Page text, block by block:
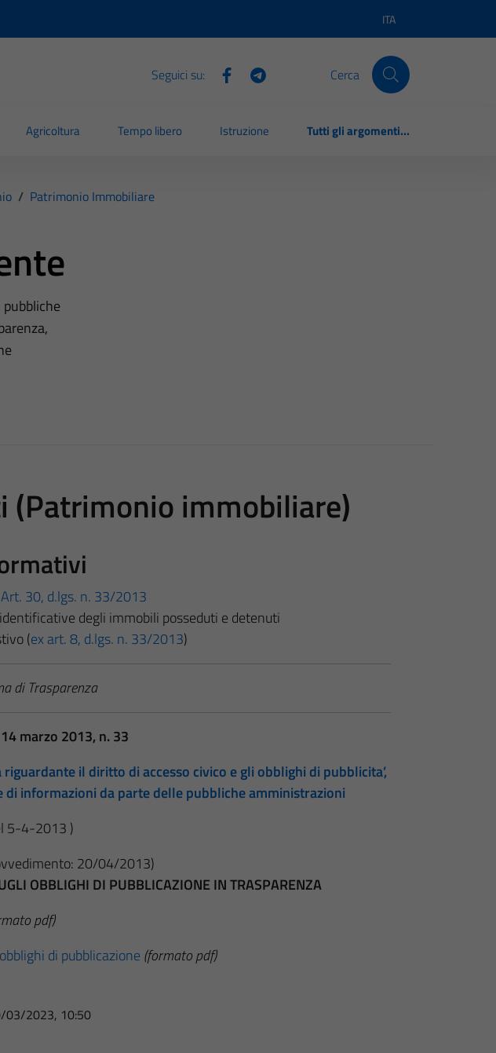
Lingua attiva:
ITA
Seguici su: Cerca
Agricoltura Tempo libero Istruzione Tutti gli argomenti...
/ Patrimonio Immobiliare
(Patrimonio immobiliare)
Art. 30, d.lgs. n. 33/2013
degli immobili posseduti e detenuti
(ex art. 8, d.lgs. n. 33/2013)
di Trasparenza
14 marzo 2013, n. 33
il diritto di accesso civico e gli obblighi di pubblicita’,
di informazioni da parte delle pubbliche amministrazioni
5-4-2013 )
20/04/2013)
OBBLIGHI DI PUBBLICAZIONE IN TRASPARENZA
pdf)
di pubblicazione (formato pdf)
03/2023, 10:50